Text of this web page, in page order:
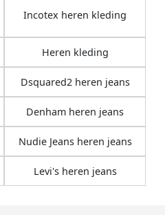
Incotex heren kleding
Heren kleding
Dsquared2 heren jeans
Denham heren jeans
Nudie Jeans heren jeans
Levi's heren jeans